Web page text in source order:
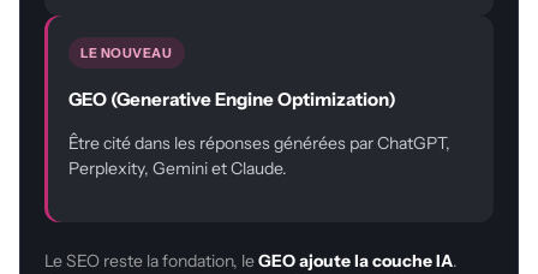
LE NOUVEAU
GEO (Generative Engine Optimization)
Être cité dans les réponses générées par ChatGPT,
Perplexity, Gemini et Claude.
Le SEO reste la fondation, leGEO ajoute la couche IA.